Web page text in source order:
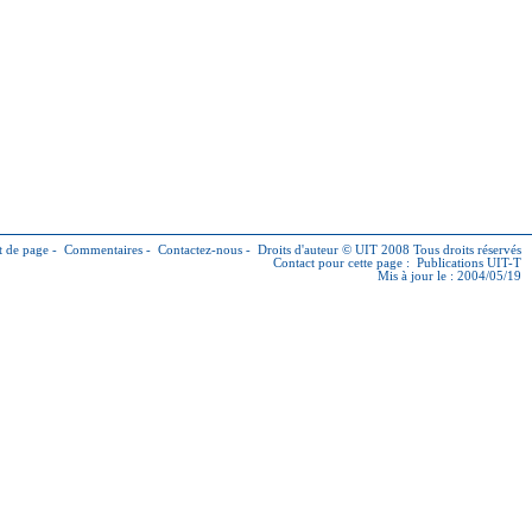
de page - Commentaires - Contactez-nous - Droits d'auteur © UIT 2008 Tous droits réservés
Contact pour cette page : Publications UIT-T
Mis à jour le : 2004/05/19